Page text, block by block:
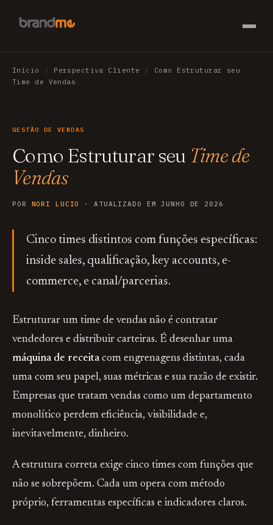
Início / Perspectiva Cliente /
Como Estruturar seu
Time de Vendas
GESTÃO DE VENDAS
Como Estruturar seu Time de
Vendas
POR NORI LUCIO · ATUALIZADO EM JUNHO DE 2026
Cinco times distintos com funções específicas:
inside sales, qualificação, key accounts, e-
commerce, e canal/parcerias.
Estruturar um time de vendas não é contratar
vendedores e distribuir carteiras. É desenhar uma
máquina de receitacom engrenagens distintas, cada
uma com seu papel, suas métricas e sua razão de existir.
Empresas que tratam vendas como um departamento
monolítico perdem eficiência, visibilidade e,
inevitavelmente, dinheiro.
A estrutura correta exige cinco times com funções que
não se sobrepõem. Cada um opera com método
próprio, ferramentas específicas e indicadores claros.